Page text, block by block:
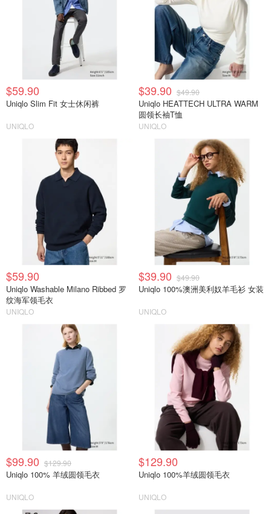
$59.90
Uniqlo Slim Fit 女士休闲裤
UNIQLO
$39.90 $49.90
Uniqlo HEATTECH ULTRA WARM
圆领长袖T恤
UNIQLO
$59.90
Uniqlo Washable Milano Ribbed 罗
纹海军领毛衣
UNIQLO
$39.90 $49.90
Uniqlo 100%澳洲美利奴羊毛衫 女装
UNIQLO
$99.90 $129.90
Uniqlo 100% 羊绒圆领毛衣
UNIQLO
$129.90
Uniqlo 100%羊绒圆领毛衣
UNIQLO